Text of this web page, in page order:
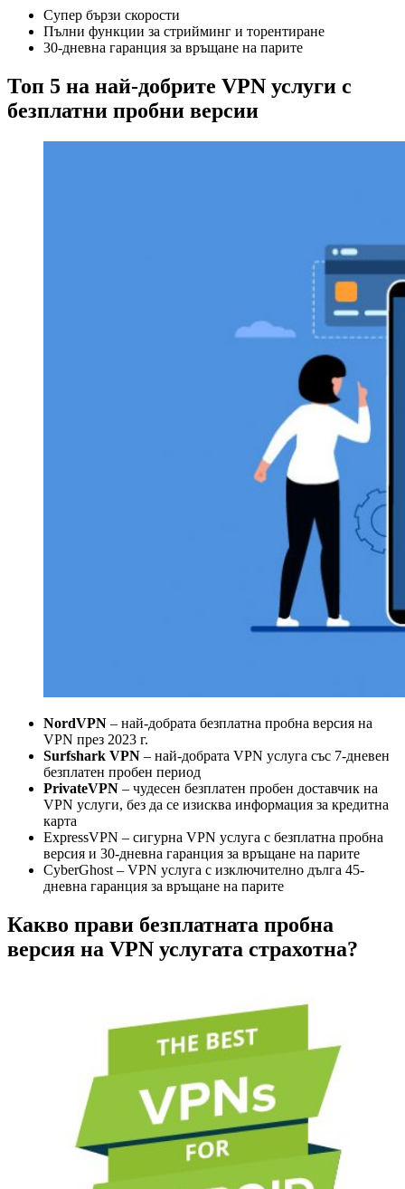
Супер бързи скорости
Пълни функции за стрийминг и торентиране
30-дневна гаранция за връщане на парите
Топ 5 на най-добрите VPN услуги с
безплатни пробни версии
NordVPN – най-добрата безплатна пробна версия на
VPN през 2023 г.
Surfshark VPN – най-добрата VPN услуга със 7-дневен
безплатен пробен период
PrivateVPN – чудесен безплатен пробен доставчик на
VPN услуги, без да се изисква информация за кредитна
карта
ExpressVPN – сигурна VPN услуга с безплатна пробна
версия и 30-дневна гаранция за връщане на парите
CyberGhost – VPN услуга с изключително дълга 45-
дневна гаранция за връщане на парите
Какво прави безплатната пробна
версия на VPN услугата страхотна?